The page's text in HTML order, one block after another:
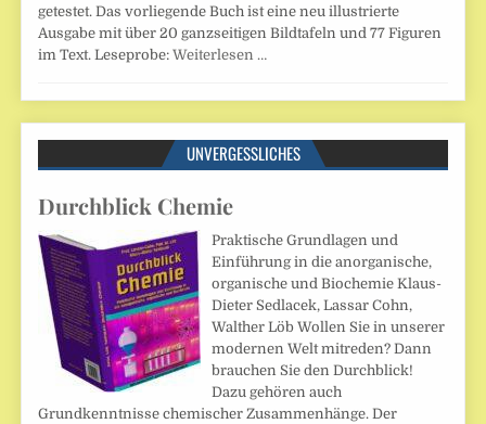
getestet. Das vorliegende Buch ist eine neu illustrierte
Ausgabe mit über 20 ganzseitigen Bildtafeln und 77 Figuren
im Text. Leseprobe:Weiterlesen …
UNVERGESSLICHES
Durchblick Chemie
Praktische Grundlagen und
Einführung in die anorganische,
organische und Biochemie Klaus-
Dieter Sedlacek, Lassar Cohn,
Walther Löb Wollen Sie in unserer
modernen Welt mitreden? Dann
brauchen Sie den Durchblick!
Dazu gehören auch
Grundkenntnisse chemischer Zusammenhänge. Der